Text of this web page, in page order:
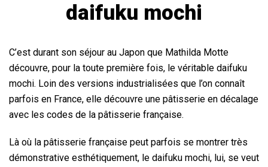
daifuku mochi
C’est durant son séjour au Japon que Mathilda Motte
découvre, pour la toute première fois, le véritable daifuku
mochi. Loin des versions industrialisées que l’on connaît
parfois en France, elle découvre une pâtisserie en décalage
avec les codes de la pâtisserie française.
Là où la pâtisserie française peut parfois se montrer très
démonstrative esthétiquement, le daifuku mochi, lui, se veut